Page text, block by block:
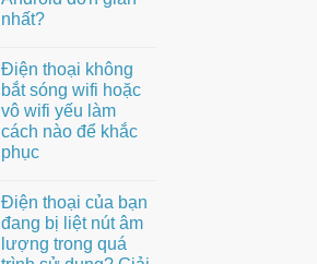
nhất?
Điện thoại không
bắt sóng wifi hoặc
vô wifi yếu làm
cách nào để khắc
phục
Điện thoại của bạn
đang bị liệt nút âm
lượng trong quá